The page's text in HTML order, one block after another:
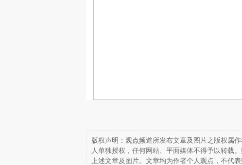
版权声明：观点频道所发布文章及图片之版权属
人单独授权，任何网站、平面媒体不得予以转载
上述文章及图片。文章均为作者个人观点，不代表